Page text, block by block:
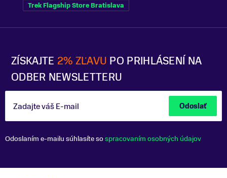
ZÍSKAJTE 2% ZĽAVU PO PRIHLÁSENÍ NA
ODBER NEWSLETTERU
Zadajte váš E-mail Odoslať
Odoslaním e-mailu súhlasíte sospracovaním osobných údajov
Trek Flagship Store Bratislava